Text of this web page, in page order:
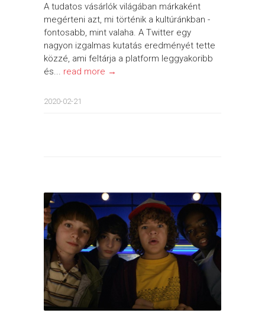
A tudatos vásárlók világában márkaként
megérteni azt, mi történik a kultúránkban -
fontosabb, mint valaha. A Twitter egy
nagyon izgalmas kutatás eredményét tette
közzé, ami feltárja a platform leggyakoribb
és... read more →
2020-02-21